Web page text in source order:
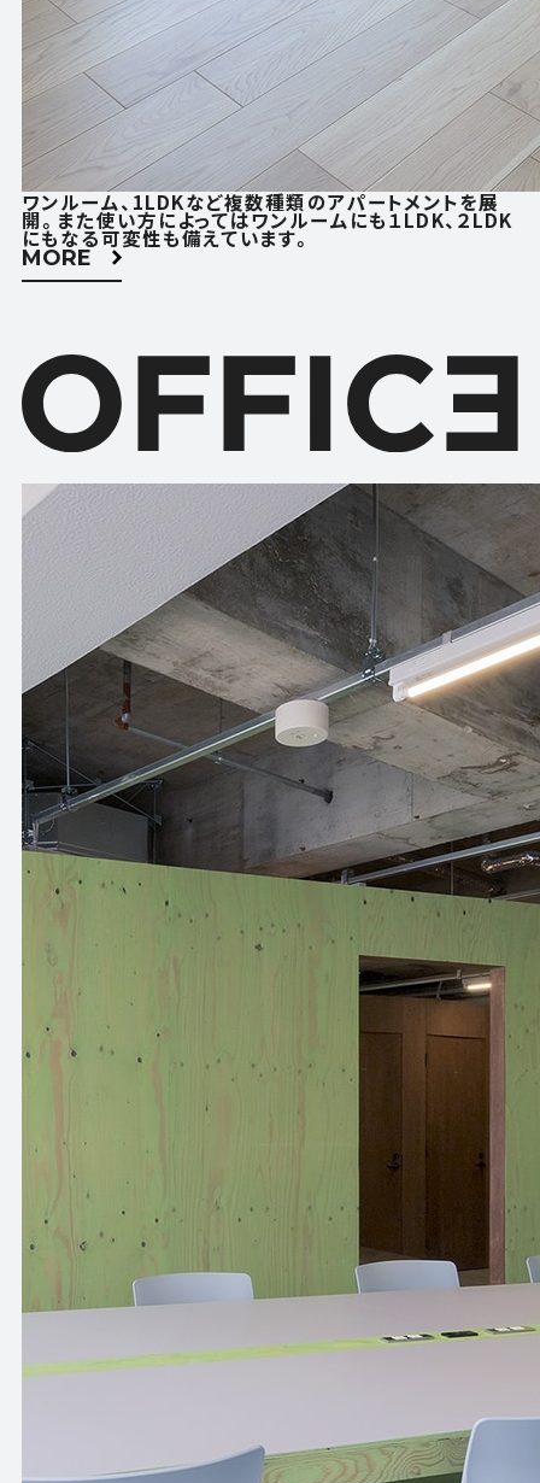
BLOG
ブログ
ACCESS
アクセス
FOLLOW US
RENTAL SPACE
レンタルスペース
CONTACT
お問い合わせ
ワンルーム、1LDKなど複数種類のアパートメントを展
開。また使い方によってはワンルームにも１LDK、２LDK
にもなる可変性も備えています。
MORE